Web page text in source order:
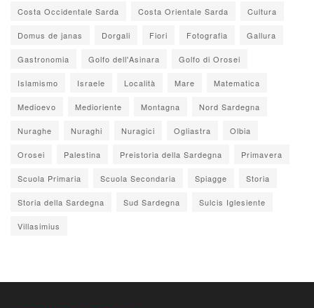
Costa Occidentale Sarda Costa Orientale Sarda Cultura
Domus de janas Dorgali Fiori Fotografia Gallura
Gastronomia Golfo dell'Asinara Golfo di Orosei
Islamismo Israele Località Mare Matematica
Medioevo Medioriente Montagna Nord Sardegna
Nuraghe Nuraghi Nuragici Ogliastra Olbia
Orosei Palestina Preistoria della Sardegna Primavera
Scuola Primaria Scuola Secondaria Spiagge Storia
Storia della Sardegna Sud Sardegna Sulcis Iglesiente
Villasimius